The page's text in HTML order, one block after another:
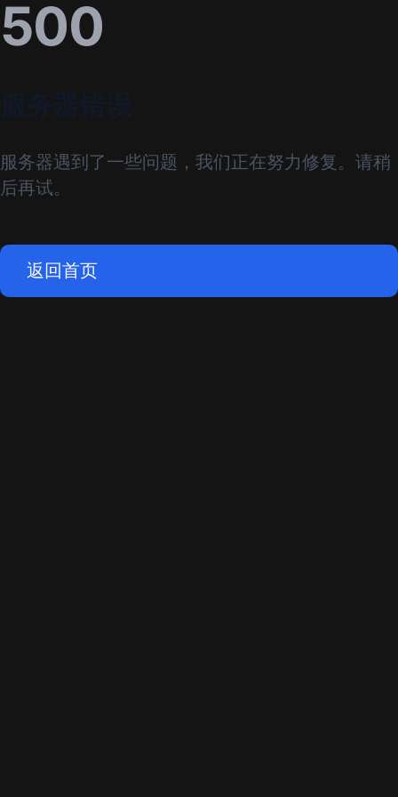
500
服务器遇到了一些问题，我们正在努力修复。请稍
后再试。
返回首页